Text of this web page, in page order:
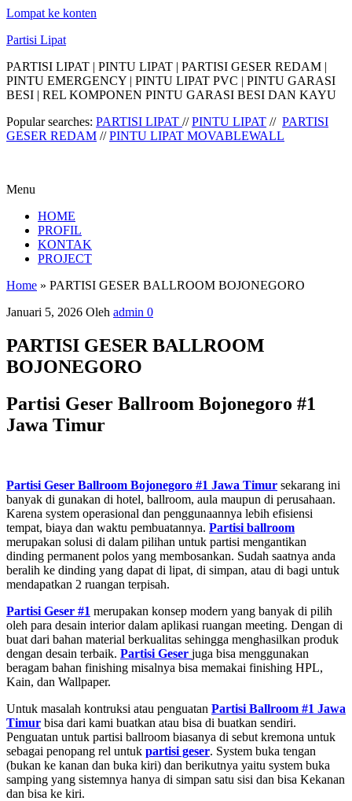
Lompat ke konten
Partisi Lipat
PARTISI LIPAT | PINTU LIPAT | PARTISI GESER REDAM |
PINTU EMERGENCY | PINTU LIPAT PVC | PINTU GARASI
BESI | REL KOMPONEN PINTU GARASI BESI DAN KAYU
Popular searches: PARTISI LIPAT //PINTU LIPAT // PARTISI
GESER REDAM //PINTU LIPAT MOVABLEWALL
Menu
HOME
PROFIL
KONTAK
PROJECT
Home » PARTISI GESER BALLROOM BOJONEGORO
Januari 5, 2026 Oleh admin 0
PARTISI GESER BALLROOM
BOJONEGORO
Partisi Geser Ballroom Bojonegoro #1
Jawa Timur
Partisi Geser Ballroom Bojonegoro #1 Jawa Timur sekarang ini
banyak di gunakan di hotel, ballroom, aula maupun di perusahaan.
Karena system operasional dan penggunaannya lebih efisiensi
tempat, biaya dan waktu pembuatannya. Partisi ballroom
merupakan solusi di dalam pilihan untuk partisi mengantikan
dinding permanent polos yang membosankan. Sudah saatnya anda
beralih ke dinding yang dapat di lipat, di simpan, atau di bagi untuk
mendapatkan 2 ruangan terpisah.
Partisi Geser #1 merupakan konsep modern yang banyak di pilih
oleh para desain interior dalam aplikasi ruangan meeting. Dengan di
buat dari bahan material berkualitas sehingga menghasilkan produk
dengan desain terbaik. Partisi Geser juga bisa menggunakan
beragam bahan finishing misalnya bisa memakai finishing HPL,
Kain, dan Wallpaper.
Untuk masalah kontruksi atau penguatan Partisi Ballroom #1 Jawa
Timur bisa dari kami buatkan atau bisa di buatkan sendiri.
Penguatan untuk partisi ballroom biasanya di sebut kremona untuk
sebagai penopang rel untuk partisi geser. System buka tengan
(bukan ke kanan dan buka kiri) dan berikutnya yaitu system buka
samping yang sistemnya hanya di simpan satu sisi dan bisa Kekanan
dan bisa ke kiri.